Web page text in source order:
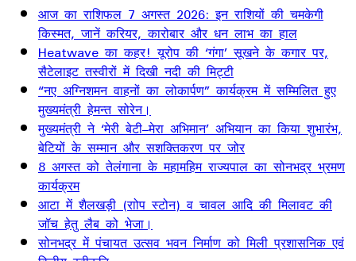
आज का राशिफल 7 अगस्त 2026: इन राशियों की चमकेगी
किस्मत, जानें करियर, कारोबार और धन लाभ का हाल
Heatwave का कहर! यूरोप की ‘गंगा’ सूखने के कगार पर,
सैटेलाइट तस्वीरों में दिखी नदी की मिट्टी
“नए अग्निशमन वाहनों का लोकार्पण” कार्यक्रम में सम्मिलित हुए
मुख्यमंत्री हेमन्त सोरेन।
मुख्यमंत्री ने ‘मेरी बेटी–मेरा अभिमान’ अभियान का किया शुभारंभ,
बेटियों के सम्मान और सशक्तिकरण पर जोर
8 अगस्त को तेलंगाना के महामहिम राज्यपाल का सोनभद्र भ्रमण
कार्यक्रम
आटा में शैलखड़ी (राोप स्टोन) व चावल आदि की मिलावट की
जॉच हेतु लैब को भेजा।
सोनभद्र में पंचायत उत्सव भवन निर्माण को मिली प्रशासनिक एवं